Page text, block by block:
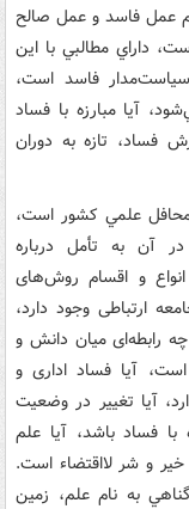
عمل فاسد و عمل صالح
داراي مطالبي با اين
فاسد است،
آيا مبارزه با فساد
فساد، تازه به دوران
علمي کشور است،
آن به تأمل درباره
و اقسام روش‌های
ارتباطی وجود دارد،
رابطه‌ای میان دانش و
آیا فساد اداری و
آیا تغییر در وضعیت
فساد باشد، آیا علم
و شر لااقتضاء است.
به نام علم، زمین